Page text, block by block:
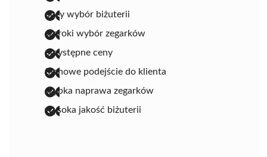
duży wybór biżuterii
szeroki wybór zegarków
przystępne ceny
fachowe podejście do klienta
szybka naprawa zegarków
wysoka jakość biżuterii